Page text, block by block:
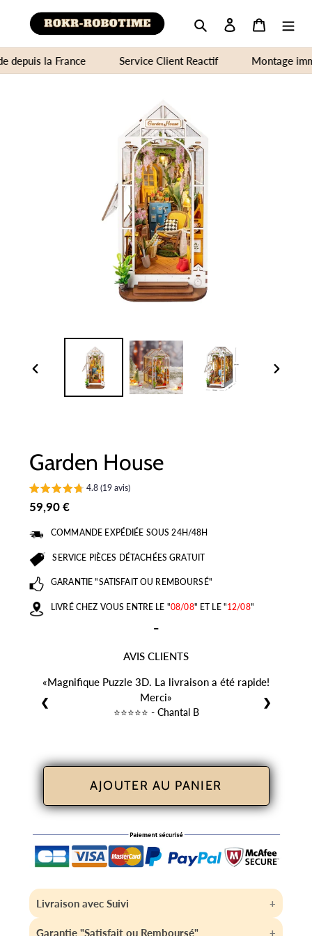
RechercherSe connecter
Panier
la France Service Client Reactif Montage
DIAPOSITIVE
PRÉCÉDENTE
Garden House
4.8 (19 avis)
Prix
normal
59,90 €
COMMANDE EXPÉDIÉE SOUS 24H/48H
SERVICE PIÈCES DÉTACHÉES GRATUIT
GARANTIE "SATISFAIT OU REMBOURSÉ"
LIVRÉ CHEZ VOUS ENTRE LE "08/08" ET LE "12/08"
-
AVIS CLIENTS
Magnifique Puzzle 3D. La livraison a été rapide!
Merci
⭐️⭐️⭐️⭐️⭐️ - Chantal B
❮ ❯
AJOUTER AU PANIER
Livraison avec Suivi
Garantie "Satisfait ou Remboursé"